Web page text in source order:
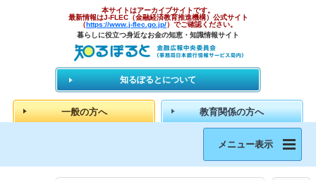
本サイトはアーカイブサイトです。
最新情報はJ-FLEC（金融経済教育推進機構）公式サイト
（https://www.j-flec.go.jp/）でご確認ください。
暮らしに役立つ身近なお金の知恵・知識情報サイト
知るぽるとについて
一般の方へ 教育関係の方へ
メニュー表示